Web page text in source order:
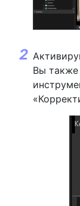
Вы также